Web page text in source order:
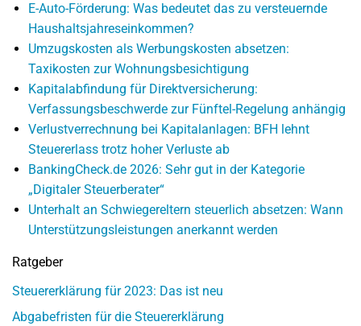
E-Auto-Förderung: Was bedeutet das zu versteuernde
Haushaltsjahreseinkommen?
Umzugskosten als Werbungskosten absetzen:
Taxikosten zur Wohnungsbesichtigung
Kapitalabfindung für Direktversicherung:
Verfassungsbeschwerde zur Fünftel-Regelung anhängig
Verlustverrechnung bei Kapitalanlagen: BFH lehnt
Steuererlass trotz hoher Verluste ab
BankingCheck.de 2026: Sehr gut in der Kategorie
„Digitaler Steuerberater“
Unterhalt an Schwiegereltern steuerlich absetzen: Wann
Unterstützungsleistungen anerkannt werden
Ratgeber
Steuererklärung für 2023: Das ist neu
Abgabefristen für die Steuererklärung